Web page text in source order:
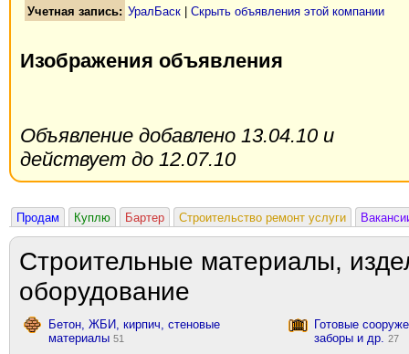
Учетная запись: УралБаск | Скрыть объявления этой компании
Изображения объявления
Объявление добавлено 13.04.10 и
действует до 12.07.10
Продам Куплю Бартер Строительство ремонт услуги
Строительные материалы,
оборудование
Бетон, ЖБИ, кирпич, стеновые
материалы 51
Готовые
заборы и др.
27